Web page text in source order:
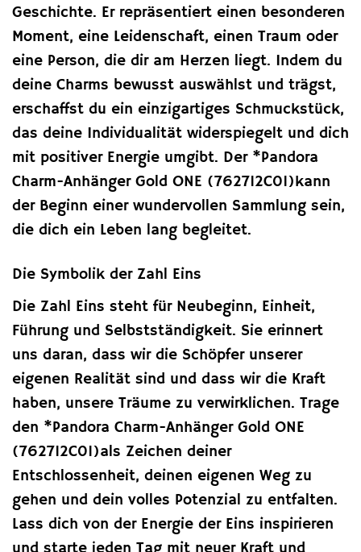
Geschichte. Er repräsentiert einen besonderen
Moment, eine Leidenschaft, einen Traum oder
eine Person, die dir am Herzen liegt. Indem du
deine Charms bewusst auswählst und trägst,
erschaffst du ein einzigartiges Schmuckstück,
das deine Individualität widerspiegelt und dich
mit positiver Energie umgibt. Der *Pandora
Charm-Anhänger Gold ONE (762712C01)kann
der Beginn einer wundervollen Sammlung sein,
die dich ein Leben lang begleitet.
Die Symbolik der Zahl Eins
Die Zahl Eins steht für Neubeginn, Einheit,
Führung und Selbstständigkeit. Sie erinnert
uns daran, dass wir die Schöpfer unserer
eigenen Realität sind und dass wir die Kraft
haben, unsere Träume zu verwirklichen. Trage
den *Pandora Charm-Anhänger Gold ONE
(762712C01)als Zeichen deiner
Entschlossenheit, deinen eigenen Weg zu
gehen und dein volles Potenzial zu entfalten.
Lass dich von der Energie der Eins inspirieren